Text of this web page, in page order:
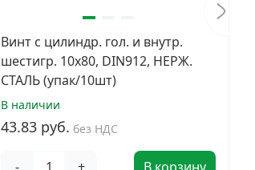
Винт с цилиндр. гол. и внутр.
шестигр. 10х80, DIN912, НЕРЖ.
СТАЛЬ (упак/10шт)
В наличии
43.83 руб. без НДС